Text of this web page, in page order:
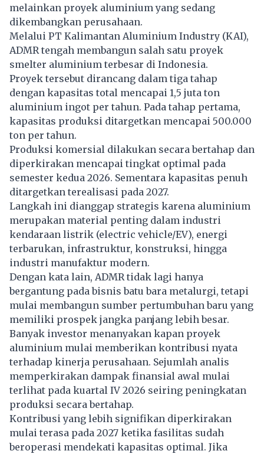
melainkan proyek aluminium yang sedang
dikembangkan perusahaan.
Melalui PT Kalimantan Aluminium Industry (KAI),
ADMR tengah membangun salah satu proyek
smelter aluminium terbesar di Indonesia.
Proyek tersebut dirancang dalam tiga tahap
dengan kapasitas total mencapai 1,5 juta ton
aluminium ingot per tahun. Pada tahap pertama,
kapasitas produksi ditargetkan mencapai 500.000
ton per tahun.
Produksi komersial dilakukan secara bertahap dan
diperkirakan mencapai tingkat optimal pada
semester kedua 2026. Sementara kapasitas penuh
ditargetkan terealisasi pada 2027.
Langkah ini dianggap strategis karena aluminium
merupakan material penting dalam industri
kendaraan listrik (electric vehicle/EV), energi
terbarukan, infrastruktur, konstruksi, hingga
industri manufaktur modern.
Dengan kata lain, ADMR tidak lagi hanya
bergantung pada bisnis batu bara metalurgi, tetapi
mulai membangun sumber pertumbuhan baru yang
memiliki prospek jangka panjang lebih besar.
Banyak investor menanyakan kapan proyek
aluminium mulai memberikan kontribusi nyata
terhadap kinerja perusahaan. Sejumlah analis
memperkirakan dampak finansial awal mulai
terlihat pada kuartal IV 2026 seiring peningkatan
produksi secara bertahap.
Kontribusi yang lebih signifikan diperkirakan
mulai terasa pada 2027 ketika fasilitas sudah
beroperasi mendekati kapasitas optimal. Jika